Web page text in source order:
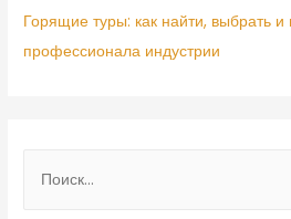
Горящие туры: как найти, выбрать
профессионала индустрии